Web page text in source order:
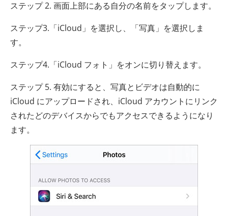
ステップ 2. 画面上部にある自分の名前をタップします。
ステップ3.「iCloud」を選択し、「写真」を選択しま
す。
ステップ4.「iCloud フォト」をオンに切り替えます。
ステップ 5. 有効にすると、写真とビデオは自動的に
iCloud にアップロードされ、iCloud アカウントにリンク
されたどのデバイスからでもアクセスできるようになり
ます。